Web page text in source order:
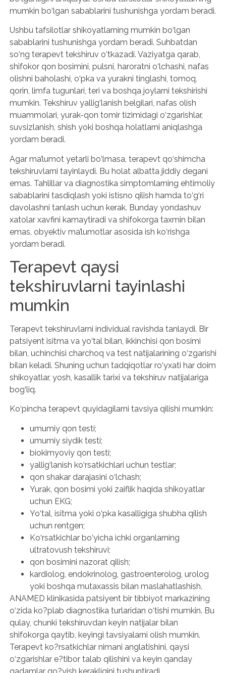
mumkin bo‘lgan sabablarini tushunishga yordam beradi.
Ushbu tafsilotlar shikoyatlarning mumkin bo‘lgan
sabablarini tushunishga yordam beradi. Suhbatdan
so‘ng terapevt tekshiruv o‘tkazadi. Vaziyatga qarab,
shifokor qon bosimini, pulsni, haroratni o‘lchashi, nafas
olishni baholashi, o‘pka va yurakni tinglashi, tomoq,
qorin, limfa tugunlari, teri va boshqa joylarni tekshirishi
mumkin. Tekshiruv yallig‘lanish belgilari, nafas olish
muammolari, yurak-qon tomir tizimidagi o‘zgarishlar,
suvsizlanish, shish yoki boshqa holatlarni aniqlashga
yordam beradi.
Agar ma’lumot yetarli bo‘lmasa, terapevt qo‘shimcha
tekshiruvlarni tayinlaydi. Bu holat albatta jiddiy degani
emas. Tahlillar va diagnostika simptomlarning ehtimoliy
sabablarini tasdiqlash yoki istisno qilish hamda to‘g‘ri
davolashni tanlash uchun kerak. Bunday yondashuv
xatolar xavfini kamaytiradi va shifokorga taxmin bilan
emas, obyektiv ma’lumotlar asosida ish ko‘rishga
yordam beradi.
Terapevt qaysi
tekshiruvlarni tayinlashi
mumkin
Terapevt tekshiruvlarni individual ravishda tanlaydi. Bir
patsiyent isitma va yo‘tal bilan, ikkinchisi qon bosimi
bilan, uchinchisi charchoq va test natijalarining o‘zgarishi
bilan keladi. Shuning uchun tadqiqotlar ro‘yxati har doim
shikoyatlar, yosh, kasallik tarixi va tekshiruv natijalariga
bog‘liq.
Ko‘pincha terapevt quyidagilarni tavsiya qilishi mumkin:
umumiy qon testi;
umumiy siydik testi;
biokimyoviy qon testi;
yallig‘lanish ko‘rsatkichlari uchun testlar;
qon shakar darajasini o‘lchash;
Yurak, qon bosimi yoki zaiflik haqida shikoyatlar
uchun EKG;
Yo‘tal, isitma yoki o‘pka kasalligiga shubha qilish
uchun rentgen;
Ko‘rsatkichlar bo‘yicha ichki organlarning
ultratovush tekshiruvi;
qon bosimini nazorat qilish;
kardiolog, endokrinolog, gastroenterolog, urolog
yoki boshqa mutaxassis bilan maslahatlashish.
ANAMED klinikasida patsiyent bir tibbiyot markazining
o‘zida ko?plab diagnostika turlaridan o‘tishi mumkin. Bu
qulay, chunki tekshiruvdan keyin natijalar bilan
shifokorga qaytib, keyingi tavsiyalarni olish mumkin.
Terapevt ko?rsatkichlar nimani anglatishini, qaysi
o‘zgarishlar e?tibor talab qilishini va keyin qanday